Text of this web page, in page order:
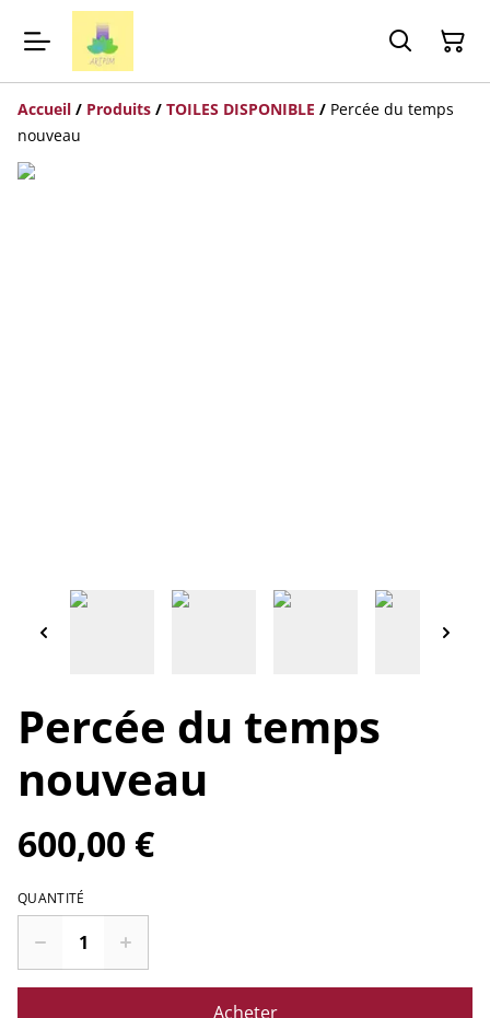
Accueil / Produits / TOILES DISPONIBLE / Percée du temps
nouveau
Percée du temps
nouveau
600,00 €
QUANTITÉ
Acheter